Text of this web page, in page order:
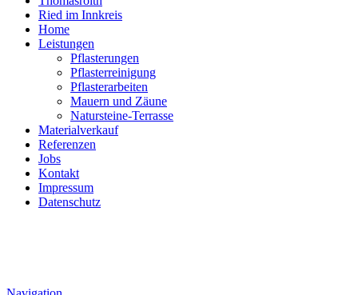
Ried im Innkreis
Home
Leistungen
Pflasterungen
Pflasterreinigung
Pflasterarbeiten
Mauern und Zäune
Natursteine-Terrasse
Materialverkauf
Referenzen
Jobs
Kontakt
Impressum
Datenschutz